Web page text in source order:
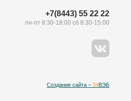
+7(8443) 55 22 22
пн-пт 8:30-18:00 сб 8:30-15:00
Создание сайта – 34ВЭБ